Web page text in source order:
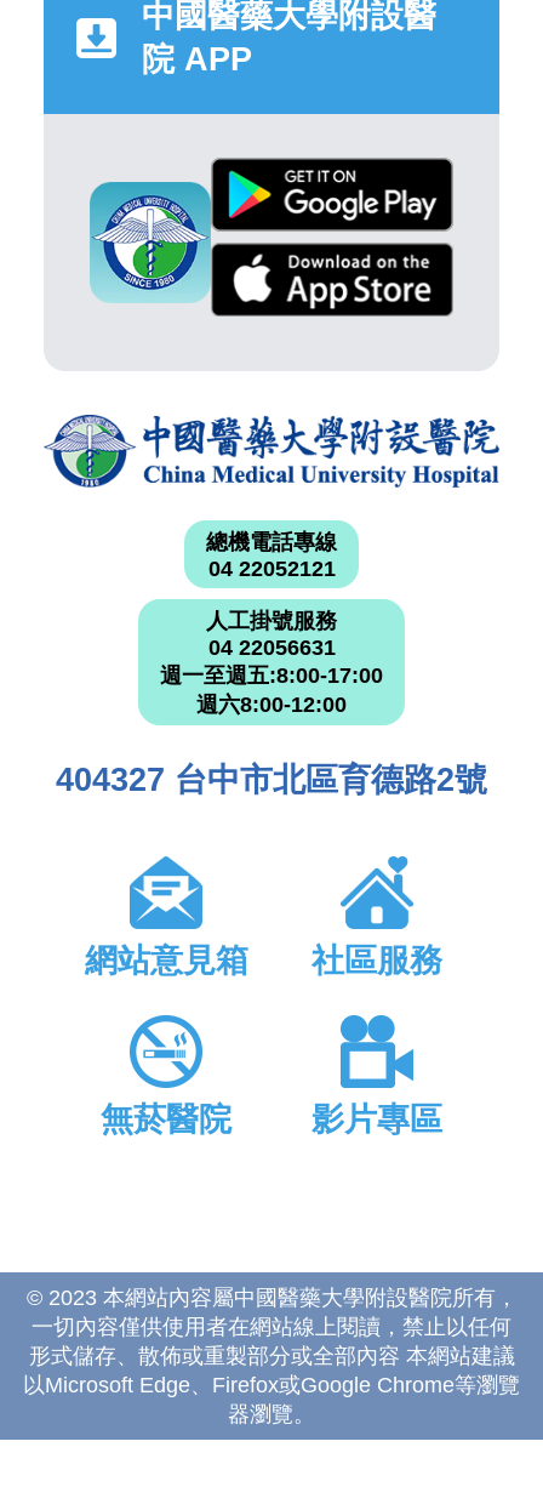
中國醫藥大學附設醫
院 APP
總機電話專線
04 22052121
人工掛號服務
04 22056631
週一至週五:8:00-17:00
週六8:00-12:00
404327 台中市北區育德路2號
網站意見箱 社區服務
無菸醫院 影片專區
© 2023 本網站內容屬中國醫藥大學附設醫院所有，
一切內容僅供使用者在網站線上閱讀，禁止以任何
形式儲存、散佈或重製部分或全部內容 本網站建議
以Microsoft Edge、Firefox或Google Chrome等瀏覽
器瀏覽。